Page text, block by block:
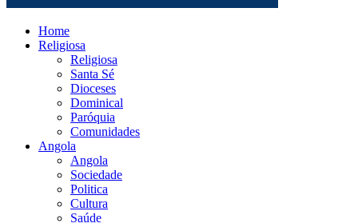
Home
Religiosa
Religiosa
Santa Sé
Dioceses
Dominical
Paróquia
Comunidades
Angola
Angola
Sociedade
Politica
Cultura
Saúde